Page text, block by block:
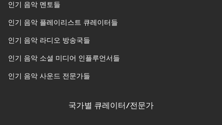
인기 음악 멘토들
인기 음악 플레이리스트 큐레이터들
인기 음악 라디오 방송국들
인기 음악 소셜 미디어 인플루언서들
인기 음악 사운드 전문가들
국가별 큐레이터/전문가